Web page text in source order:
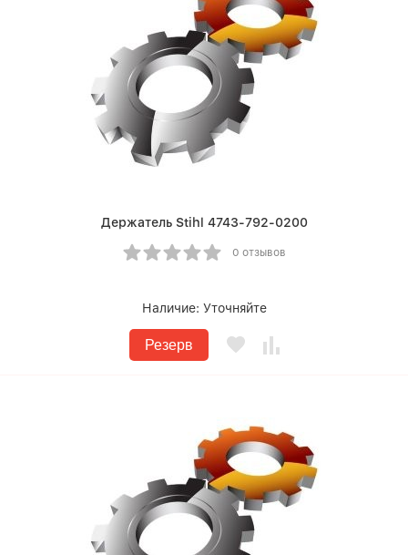
Держатель Stihl 4743-792-0200
0 отзывов
Наличие: Уточняйте
Резерв